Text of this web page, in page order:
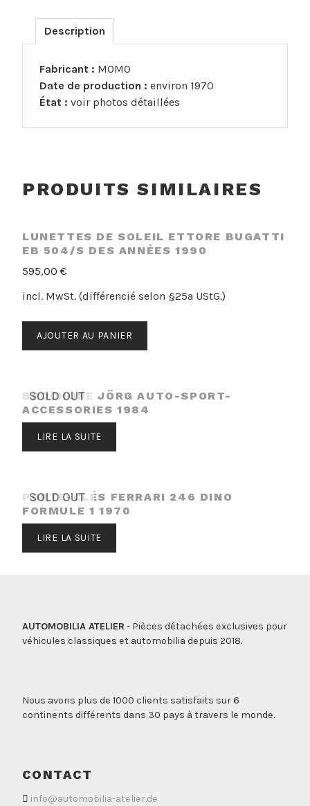
Description
Fabricant : MOMO
Date de production : environ 1970
État : voir photos détaillées
PRODUITS SIMILAIRES
LUNETTES DE SOLEIL ETTORE BUGATTI
EB 504/S DES ANNÉES 1990
595,00 €
incl. MwSt. (différencié selon §25a UStG.)
AJOUTER AU PANIER
SOLD OUT
BROCHURE JÖRG AUTO-SPORT-
ACCESSORIES 1984
LIRE LA SUITE
SOLD OUT
PORTE-CLÉS FERRARI 246 DINO
FORMULE 1 1970
LIRE LA SUITE
AUTOMOBILIA ATELIER - Pièces détachées exclusives pour
véhicules classiques et automobilia depuis 2018.
Nous avons plus de 1000 clients satisfaits sur 6
continents différents dans 30 pays à travers le monde.
CONTACT
info@automobilia-atelier.de